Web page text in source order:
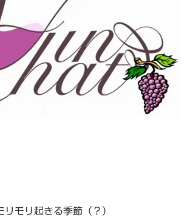
モリ起きる季節（？）